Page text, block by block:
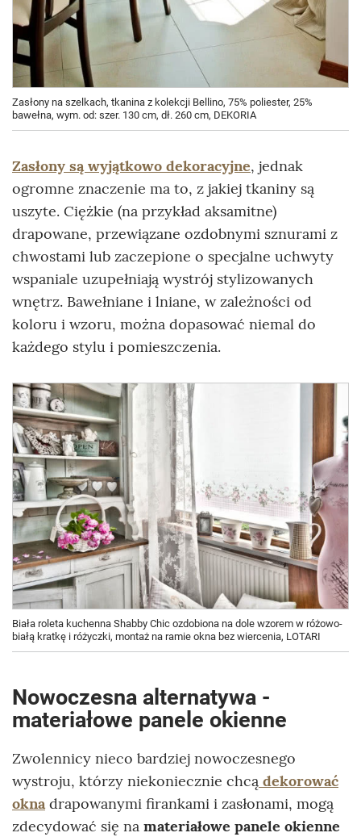
Zasłony na szelkach, tkanina z kolekcji Bellino, 75% poliester, 25%
bawełna, wym. od: szer. 130 cm, dł. 260 cm, DEKORIA
Zasłony są wyjątkowo dekoracyjne, jednak
ogromne znaczenie ma to, z jakiej tkaniny są
uszyte. Ciężkie (na przykład aksamitne)
drapowane, przewiązane ozdobnymi sznurami z
chwostami lub zaczepione o specjalne uchwyty
wspaniale uzupełniają wystrój stylizowanych
wnętrz. Bawełniane i lniane, w zależności od
koloru i wzoru, można dopasować niemal do
każdego stylu i pomieszczenia.
Biała roleta kuchenna Shabby Chic ozdobiona na dole wzorem w różowo-
białą kratkę i różyczki, montaż na ramie okna bez wiercenia, LOTARI
Nowoczesna alternatywa -
materiałowe panele okienne
Zwolennicy nieco bardziej nowoczesnego
wystroju, którzy niekoniecznie chcą dekorować
oknadrapowanymi firankami i zasłonami, mogą
zdecydować się na materiałowe panele okienne